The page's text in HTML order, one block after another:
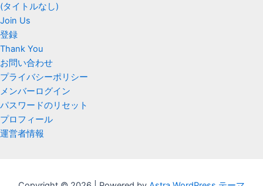
(タイトルなし)
Join Us
登録
Thank You
お問い合わせ
プライバシーポリシー
メンバーログイン
パスワードのリセット
プロフィール
運営者情報